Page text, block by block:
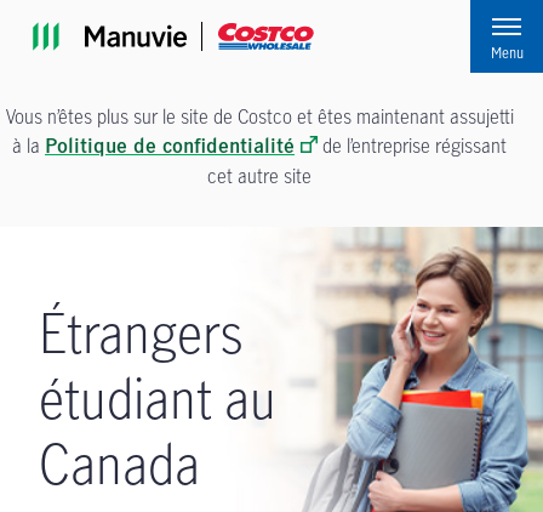
Passer à la navigation principale
Passer au contenu principal
Passer au pied de page
Menu
Vous n’êtes plus sur le site de Costco et êtes maintenant assujetti
à la Politique de confidentialité
de l’entreprise régissant
cet autre site
Étrangers
étudiant au
Canada